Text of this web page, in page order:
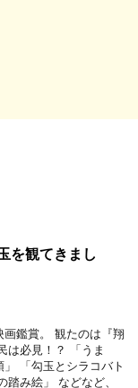
を観てきまし
鑑賞。 観たのは『翔
は必見！？ 「うま
「勾玉とシラコバト
み絵」 などなど、